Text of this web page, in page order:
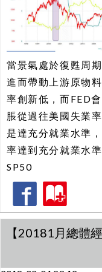
當景氣處於復甦周
進而帶動上游原物
率創新低，而FED
脹從過往美國失業
是達充分就業水準
率達到充分就業水
SP50
【20181月總